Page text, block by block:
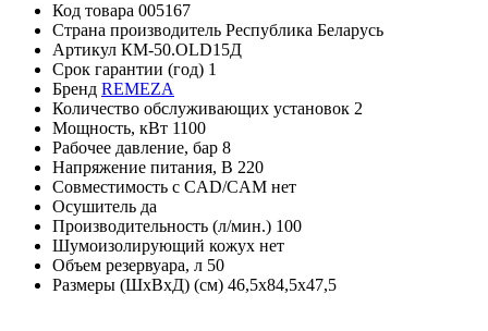
Код товара 005167
Страна производитель Республика Беларусь
Артикул КМ-50.OLD15Д
Срок гарантии (год) 1
Бренд REMEZA
Количество обслуживающих установок 2
Мощность, кВт 1100
Рабочее давление, бар 8
Напряжение питания, В 220
Совместимость с CAD/CAM нет
Осушитель да
Производительность (л/мин.) 100
Шумоизолирующий кожух нет
Объем резервуара, л 50
Размеры (ШхВхД) (см) 46,5х84,5х47,5